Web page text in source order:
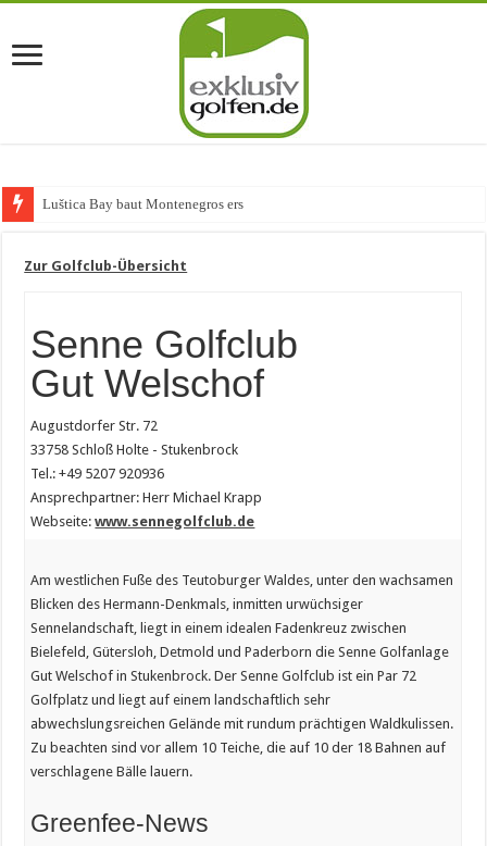
Luštica Bay baut Montenegros erste Golf-C
Zur Golfclub-Übersicht
Senne Golfclub
Gut Welschof
Augustdorfer Str. 72
33758 Schloß Holte - Stukenbrock
Tel.: +49 5207 920936
Ansprechpartner: Herr Michael Krapp
Webseite:www.sennegolfclub.de
Am westlichen Fuße des Teutoburger Waldes, unter den wachsamen
Blicken des Hermann-Denkmals, inmitten urwüchsiger
Sennelandschaft, liegt in einem idealen Fadenkreuz zwischen
Bielefeld, Gütersloh, Detmold und Paderborn die Senne Golfanlage
Gut Welschof in Stukenbrock. Der Senne Golfclub ist ein Par 72
Golfplatz und liegt auf einem landschaftlich sehr
abwechslungsreichen Gelände mit rundum prächtigen Waldkulissen.
Zu beachten sind vor allem 10 Teiche, die auf 10 der 18 Bahnen auf
verschlagene Bälle lauern.
Greenfee-News